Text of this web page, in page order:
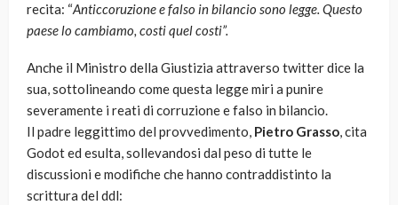
recita: “Anticcoruzione e falso in bilancio sono legge. Questo
paese lo cambiamo, costi quel costi”.
Anche il Ministro della Giustizia attraverso twitter dice la
sua, sottolineando come questa legge miri a punire
severamente i reati di corruzione e falso in bilancio.
Il padre leggittimo del provvedimento, Pietro Grasso, cita
Godot ed esulta, sollevandosi dal peso di tutte le
discussioni e modifiche che hanno contraddistinto la
scrittura del ddl: